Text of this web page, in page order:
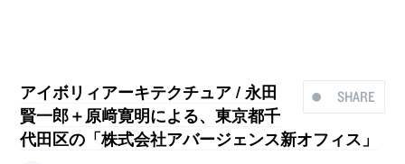
SHARE
アイボリィアーキテクチュア / 永田
賢一郎＋原﨑寛明による、東京都千
代田区の「株式会社アバージェンス新オフィス」